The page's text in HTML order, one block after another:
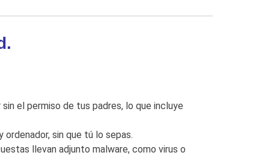
el permiso de tus padres, lo que incluye
sin que tú lo sepas.
llevan adjunto malware, como virus o